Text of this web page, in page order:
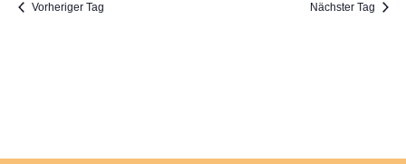
Vorheriger Tag Nächster Tag